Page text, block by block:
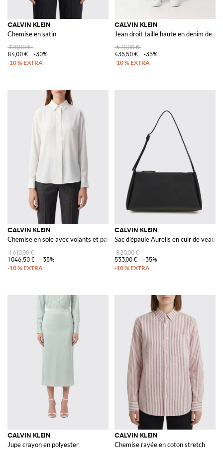
CALVIN KLEIN
Chemise en satin
120,00 €
84,00 €
-30%
CALVIN KLEIN
Jean droit taille haute en denim de
670,00 €
435,50 €
-35%
CALVIN KLEIN
Chemise en soie avec volants et patte de boutonnage dissimulée
1 610,00 €
1 046,50 €
-35%
CALVIN KLEIN
Sac d'épaule Aurelis en cuir de veau
820,00 €
533,00 €
-35%
CALVIN KLEIN
Jupe crayon en polyester
CALVIN KLEIN
Chemise rayée en coton stretch